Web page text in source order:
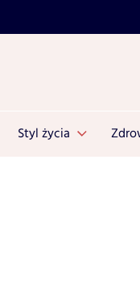
Styl życia